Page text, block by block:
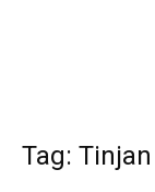
Tag: Tinjan